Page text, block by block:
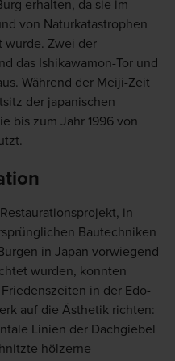
erhalten, da sie im
von Naturkatastrophen
wurde. Zwei der
das Ishikawamon-Tor und
Während der Meiji-Zeit
der japanischen
bis zum Jahr 1996 von
in
Bautechniken
in Japan vorwiegend
wurden, konnten
in der Edo-
auf die Ästhetik richten:
Linien der Dachgiebel
hölzerne